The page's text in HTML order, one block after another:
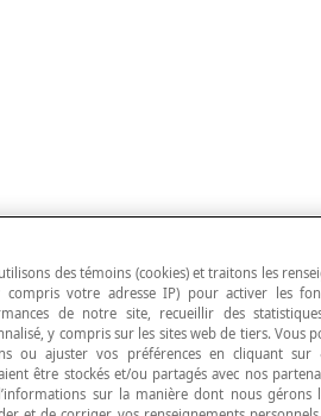
des témoins (cookies) et traitons les
compris votre adresse IP) pour activer les
de notre site, recueillir des
y compris sur les sites web de tiers. Vous
ou ajuster vos préférences en cliquant sur
être stockés et/ou partagés avec nos
sur la manière dont nous